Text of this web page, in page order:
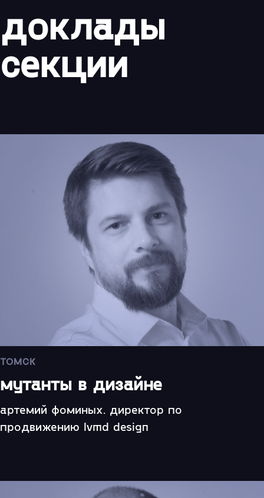
доклады
секции
ТОМСК
мутанты в дизайне
артемий фоминых. директор по
продвижению lvmd design